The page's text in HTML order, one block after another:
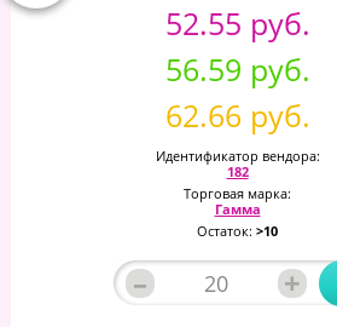
52.55 руб.
56.59 руб.
62.66 руб.
Идентификатор вендора:
182
Торговая марка:
Гамма
Остаток: >10
– +